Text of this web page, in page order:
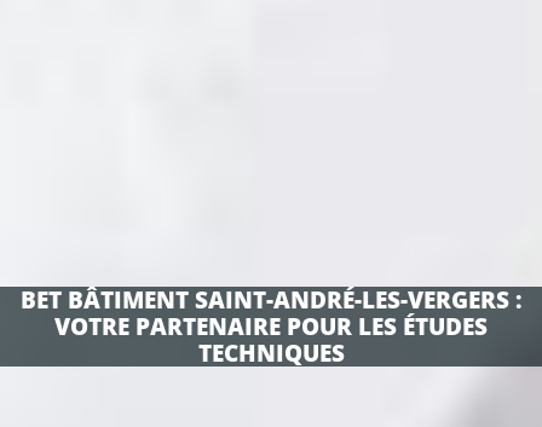
BET BÂTIMENT SAINT-ANDRÉ-LES-VERGERS :
VOTRE PARTENAIRE POUR LES ÉTUDES
TECHNIQUES